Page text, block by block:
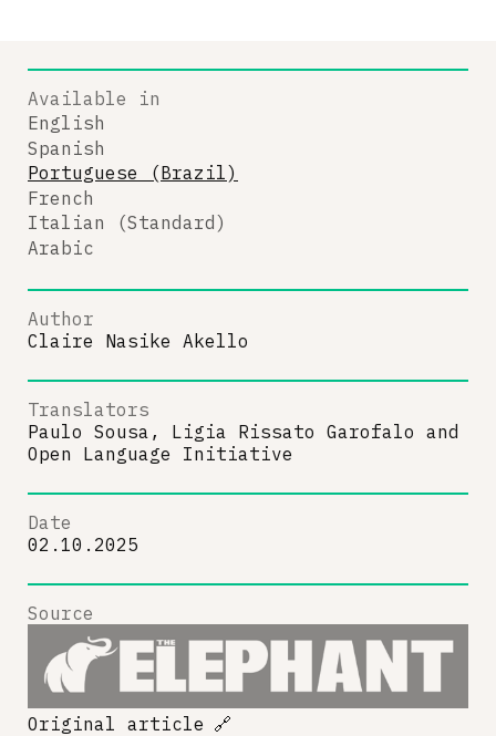
Available in
English
Spanish
Portuguese (Brazil)
French
Italian (Standard)
Arabic
Author
Claire Nasike Akello
Translators
Paulo Sousa, Ligia Rissato Garofalo and
Open Language Initiative
Date
02.10.2025
Source
Original article 🔗